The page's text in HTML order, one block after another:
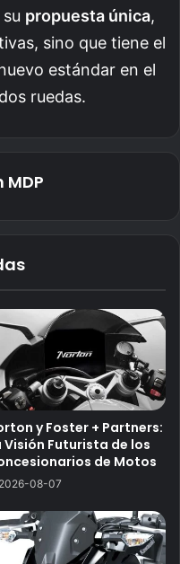
propuesta única,
sino que tiene el
estándar en el
ruedas.
y Foster + Partners:
Visión Futurista de los
de Motos
2026-08-07